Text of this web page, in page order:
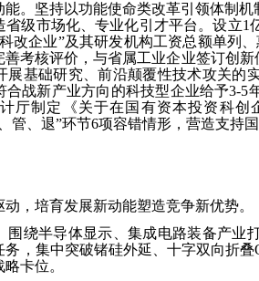
能。坚持以功能使命类改革引领体制机
省级市场化、专业化引才平台。设立
改企业”及其研发机构工资总额单列
考核评价，与省属工业企业签订创
展基础研究、前沿颠覆性技术攻关的
合战新产业方向的科技型企业给予3-5
厅制定《关于在国有资本投资科创
管、退”环节6项容错情形，营造支持
，培育发展新动能塑造竞争新优势。
围绕半导体显示、集成电路装备产业
务，集中突破锗硅外延、十字双向折叠
卡位。